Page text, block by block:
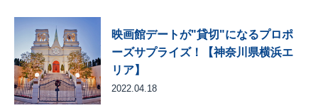
映画館デートが"貸切"になるプロポ
ーズサプライズ！【神奈川県横浜エ
リア】
2022.04.18